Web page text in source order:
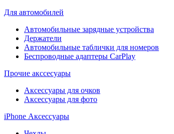
Для автомобилей
Автомобильные зарядные устройства
Держатели
Автомобильные таблички для номеров
Беспроводные адаптеры CarPlay
Прочие акссесуары
Аксессуары для очков
Аксессуары для фото
iPhone Аксессуары